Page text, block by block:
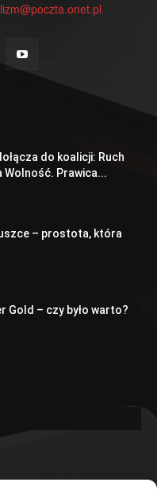
do koalicji: Ruch
Wolność. Prawica...
– prostota, która
Gold – czy było warto?